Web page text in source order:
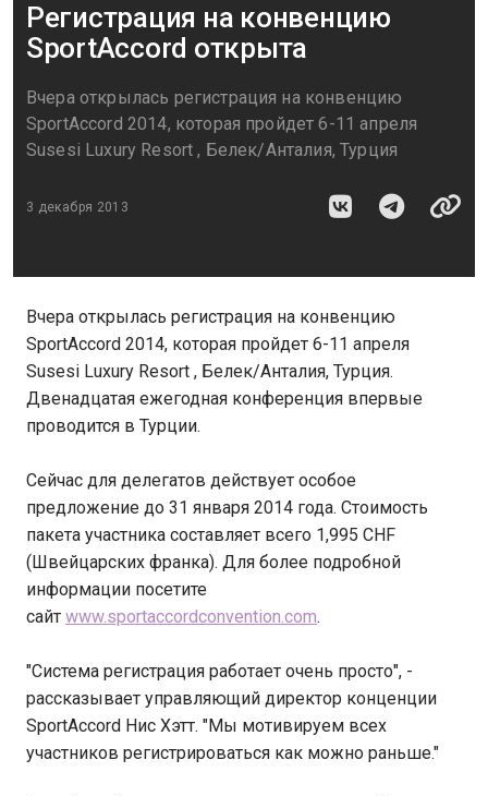
Регистрация на конвенцию
SportAccord открыта
Вчера открылась регистрация на конвенцию
SportAccord 2014, которая пройдет 6-11 апреля
Susesi Luxury Resort , Белек/Анталия, Турция
3 декабря 2013
Вчера открылась регистрация на конвенцию
SportAccord 2014, которая пройдет 6-11 апреля
Susesi Luxury Resort , Белек/Анталия, Турция.
Двенадцатая ежегодная конференция впервые
проводится в Турции.
Сейчас для делегатов действует особое
предложение до 31 января 2014 года. Стоимость
пакета участника составляет всего 1,995 CHF
(Швейцарских франка). Для более подробной
информации посетите
сайт www.sportaccordconvention.com.
"Система регистрация работает очень просто", -
рассказывает управляющий директор конценции
SportAccord Нис Хэтт. "Мы мотивируем всех
участников регистрироваться как можно раньше."